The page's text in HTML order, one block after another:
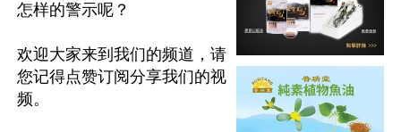
怎样的警示呢？
欢迎大家来到我们的频道，请
您记得点赞订阅分享我们的视
频。